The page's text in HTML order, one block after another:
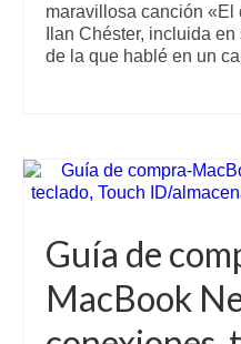
maravillosa canción «El
Ilan Chéster, incluida
de la que hablé en un
Guía de
MacBook